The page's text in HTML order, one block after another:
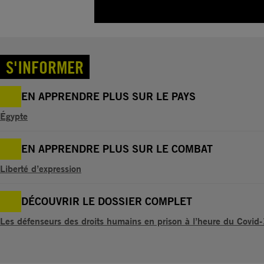
S'INFORMER
EN APPRENDRE PLUS SUR LE PAYS
Égypte
EN APPRENDRE PLUS SUR LE COMBAT
Liberté d’expression
DÉCOUVRIR LE DOSSIER COMPLET
Les défenseurs des droits humains en prison à l’heure du